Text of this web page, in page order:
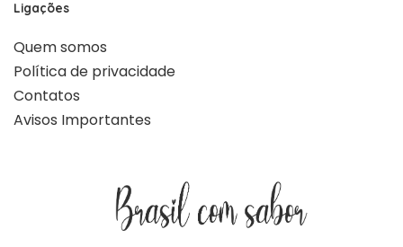
Ligações
Quem somos
Política de privacidade
Contatos
Avisos Importantes